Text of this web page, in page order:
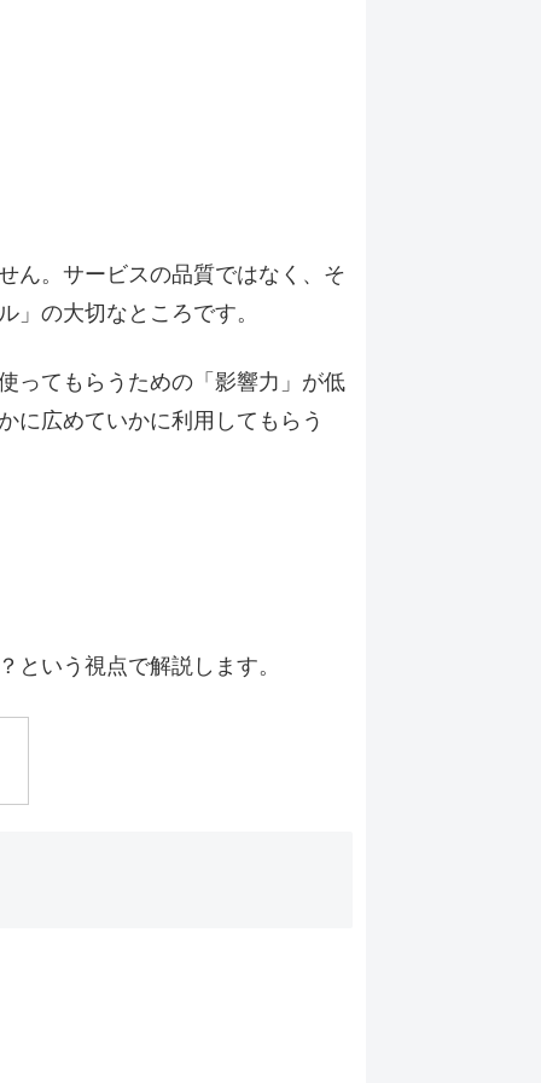
ん。サービスの品質ではなく、そ
」の大切なところです。
ってもらうための「影響力」が低
に広めていかに利用してもらう
いう視点で解説します。